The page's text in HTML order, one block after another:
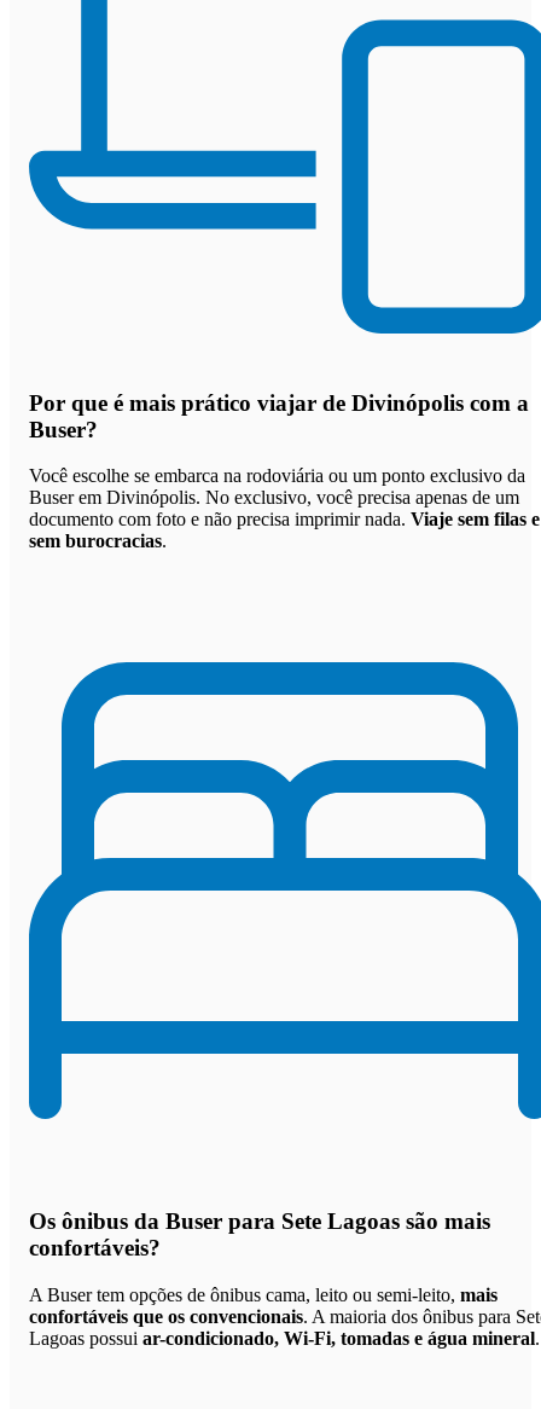
Por que é mais prático viajar de Divinópolis com a
Buser?
Você escolhe se embarca na rodoviária ou um ponto exclusivo da
Buser em Divinópolis. No exclusivo, você precisa apenas de um
documento com foto e não precisa imprimir nada. Viaje sem filas e
sem burocracias.
Os ônibus da Buser para Sete Lagoas são mais
confortáveis?
A Buser tem opções de ônibus cama, leito ou semi-leito, mais
confortáveis que os convencionais. A maioria dos ônibus para
Lagoas possui ar-condicionado, Wi-Fi, tomadas e água mineral.